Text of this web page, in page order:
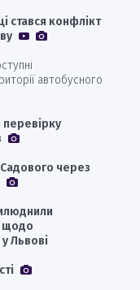
стався конфлікт
автобусного
перевірку
через
щодо
Львові